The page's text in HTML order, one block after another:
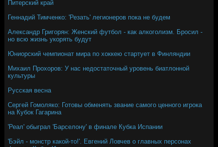
Питерский край
Геннадий Тимченко: 'Резать' легионеров пока не будем
Александр Григорян: Женский футбол - как алкоголизм. Бросил -
но всю жизнь укорять будут
Юниорский чемпионат мира по хоккею стартует в Финляндии
Михаил Прохоров: У нас недостаточный уровень биатлонной
культуры
Русская весна
Сергей Гомоляко: Готовы обменять звание самого ценного игрока
на Кубок Гагарина
'Реал' обыграл 'Барселону' в финале Кубка Испании
'Бэйл - монстр какой-то!'. Евгений Ловчев о главных персонах